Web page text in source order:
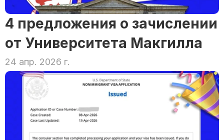
4 предложения о зачислении
от Университета Макгилла
24 апр. 2026 г.